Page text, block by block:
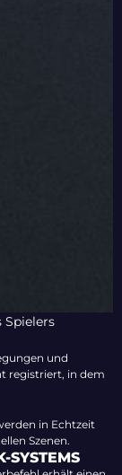
Spielers
und
registriert, in dem
in Echtzeit
Szenen.
SYSTEMS